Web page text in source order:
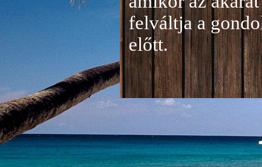
felváltja a
előtt.
Jelentkezés a